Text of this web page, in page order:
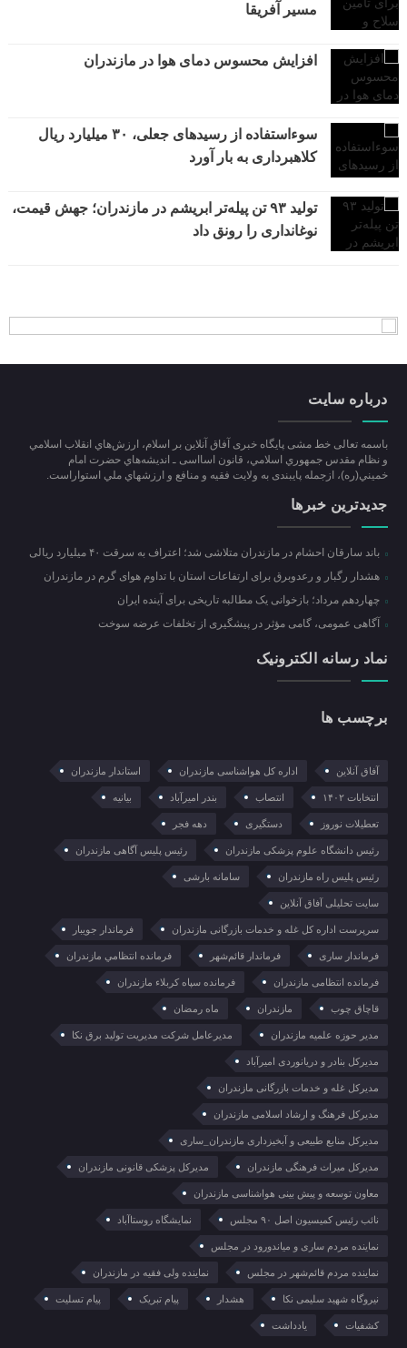
مسیر آفریقا
افزایش محسوس دمای هوا در مازندران
سوءاستفاده از رسیدهای جعلی، ۳۰ میلیارد ریال
کلاهبرداری به بار آورد
تولید ۹۳ تن پیله‌تر ابریشم در مازندران؛ جهش قیمت،
نوغانداری را رونق داد
درباره سایت
باسمه تعالی خط مشی پایگاه خبری آفاق آنلاین بر اسلام، ارزش‌هاي انقلاب اسلامي
و نظام مقدس جمهوري اسلامي، قانون اسااسی ـ انديشه‌هاي حضرت امام
خميني(ره)، ازجمله پایبندی به ولايت فقيه و منافع و ارزشهاي ملي استواراست.
جدیدترین خبرها
باند سارقان احشام در مازندران متلاشی شد؛ اعتراف به سرقت ۴۰ میلیارد ریالی
هشدار رگبار و رعدوبرق برای ارتفاعات استان با تداوم هوای گرم در مازندران
چهاردهم مرداد؛ بازخوانی یک مطالبه تاریخی برای آینده ایران
آگاهی عمومی، گامی مؤثر در پیشگیری از تخلفات عرضه سوخت
نماد رسانه الکترونیک
برچسب ها
آفاق آنلاین اداره کل هواشناسی مازندران استاندار مازندران
انتخابات ۱۴۰۲ انتصاب بندر امیرآباد بیانیه
تعطیلات نوروز دستگیری دهه فجر
رئیس دانشگاه علوم پزشکی مازندران رئیس پلیس آگاهی مازندران
رئیس پلیس راه مازندران سامانه بارشی
سایت تحلیلی آفاق آنلاین
سرپرست اداره کل غله و خدمات بازرگانی مازندران فرماندار جویبار
فرماندار ساری فرماندار قائم‌شهر فرمانده انتظامي مازندران
فرمانده انتظامی مازندران فرمانده سپاه کربلاء مازندران
قاچاق چوب مازندران ماه رمضان
مدیر حوزه علمیه مازندران مدیرعامل شرکت مدیریت تولید برق نکا
مدیرکل بنادر و دریانوردی امیرآباد
مدیرکل غله و خدمات بازرگانی مازندران
مدیرکل فرهنگ و ارشاد اسلامی مازندران
مدیرکل منابع طبیعی و آبخیزداری مازندران_ساری
مدیرکل میراث فرهنگی مازندران مدیرکل پزشکی قانونی مازندران
معاون توسعه و پیش بینی هواشناسی مازندران
نائب رئیس کمیسیون اصل ۹۰ مجلس نمایشگاه روستا‌آباد
نماینده مردم ساری و میاندورود در مجلس
نماینده مردم قائم‌شهر در مجلس نماینده ولی فقیه در مازندران
نیروگاه شهید سلیمی نکا هشدار پیام تبریک پیام تسلیت
کشفیات یادداشت